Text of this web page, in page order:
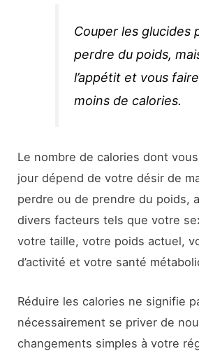
Couper les glucides
perdre du poids,
l’appétit et vous
moins de calories.
Le nombre de calories dont
jour dépend de votre désir de
perdre ou de prendre du poids,
divers facteurs tels que votre
votre taille, votre poids actuel,
d’activité et votre santé
Réduire les calories ne signifie
nécessairement se priver de
changements simples à votre